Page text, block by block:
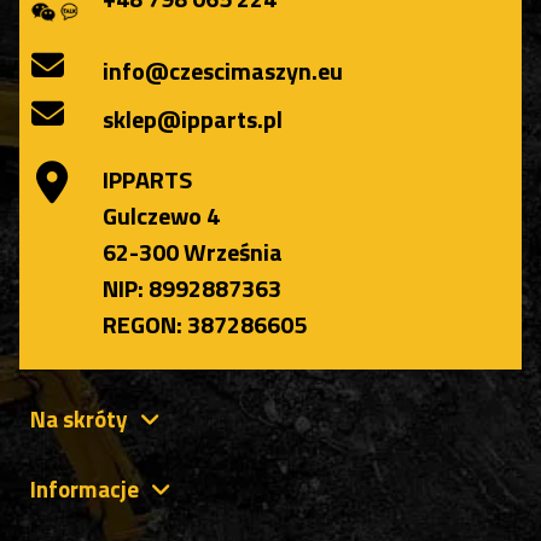
info@czescimaszyn.eu
sklep@ipparts.pl
IPPARTS
Gulczewo 4
62-300 Września
NIP: 8992887363
REGON: 387286605
Na skróty
Informacje